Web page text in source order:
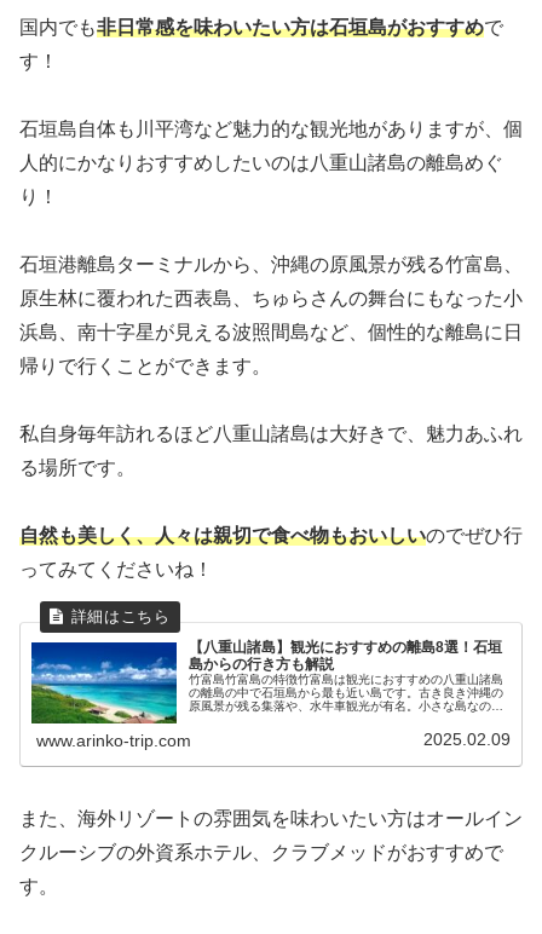
国内でも非日常感を味わいたい方は石垣島がおすすめで
す！
石垣島自体も川平湾など魅力的な観光地がありますが、個
人的にかなりおすすめしたいのは八重山諸島の離島めぐ
り！
石垣港離島ターミナルから、沖縄の原風景が残る竹富島、
原生林に覆われた西表島、ちゅらさんの舞台にもなった小
浜島、南十字星が見える波照間島など、個性的な離島に日
帰りで行くことができます。
私自身毎年訪れるほど八重山諸島は大好きで、魅力あふれ
る場所です。
自然も美しく、人々は親切で食べ物もおいしいのでぜひ行
ってみてくださいね！
【八重山諸島】観光におすすめの離島8選！石垣
島からの行き方も解説
竹富島竹富島の特徴竹富島は観光におすすめの八重山諸島
の離島の中で石垣島から最も近い島です。古き良き沖縄の
原風景が残る集落や、水牛車観光が有名。小さな島なの
www.arinko-trip.com 2025.02.09
また、海外リゾートの雰囲気を味わいたい方はオールイン
クルーシブの外資系ホテル、クラブメッドがおすすめで
す。